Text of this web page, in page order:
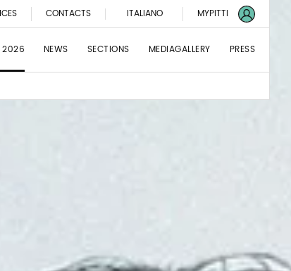
CONTACTS ITALIANO MYPITTI
2026 NEWS SECTIONS MEDIAGALLERY PRESS